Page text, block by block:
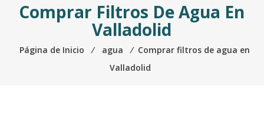
Comprar Filtros De Agua En
Valladolid
Página de Inicio ⁄ agua ⁄ Comprar filtros de agua en
Valladolid